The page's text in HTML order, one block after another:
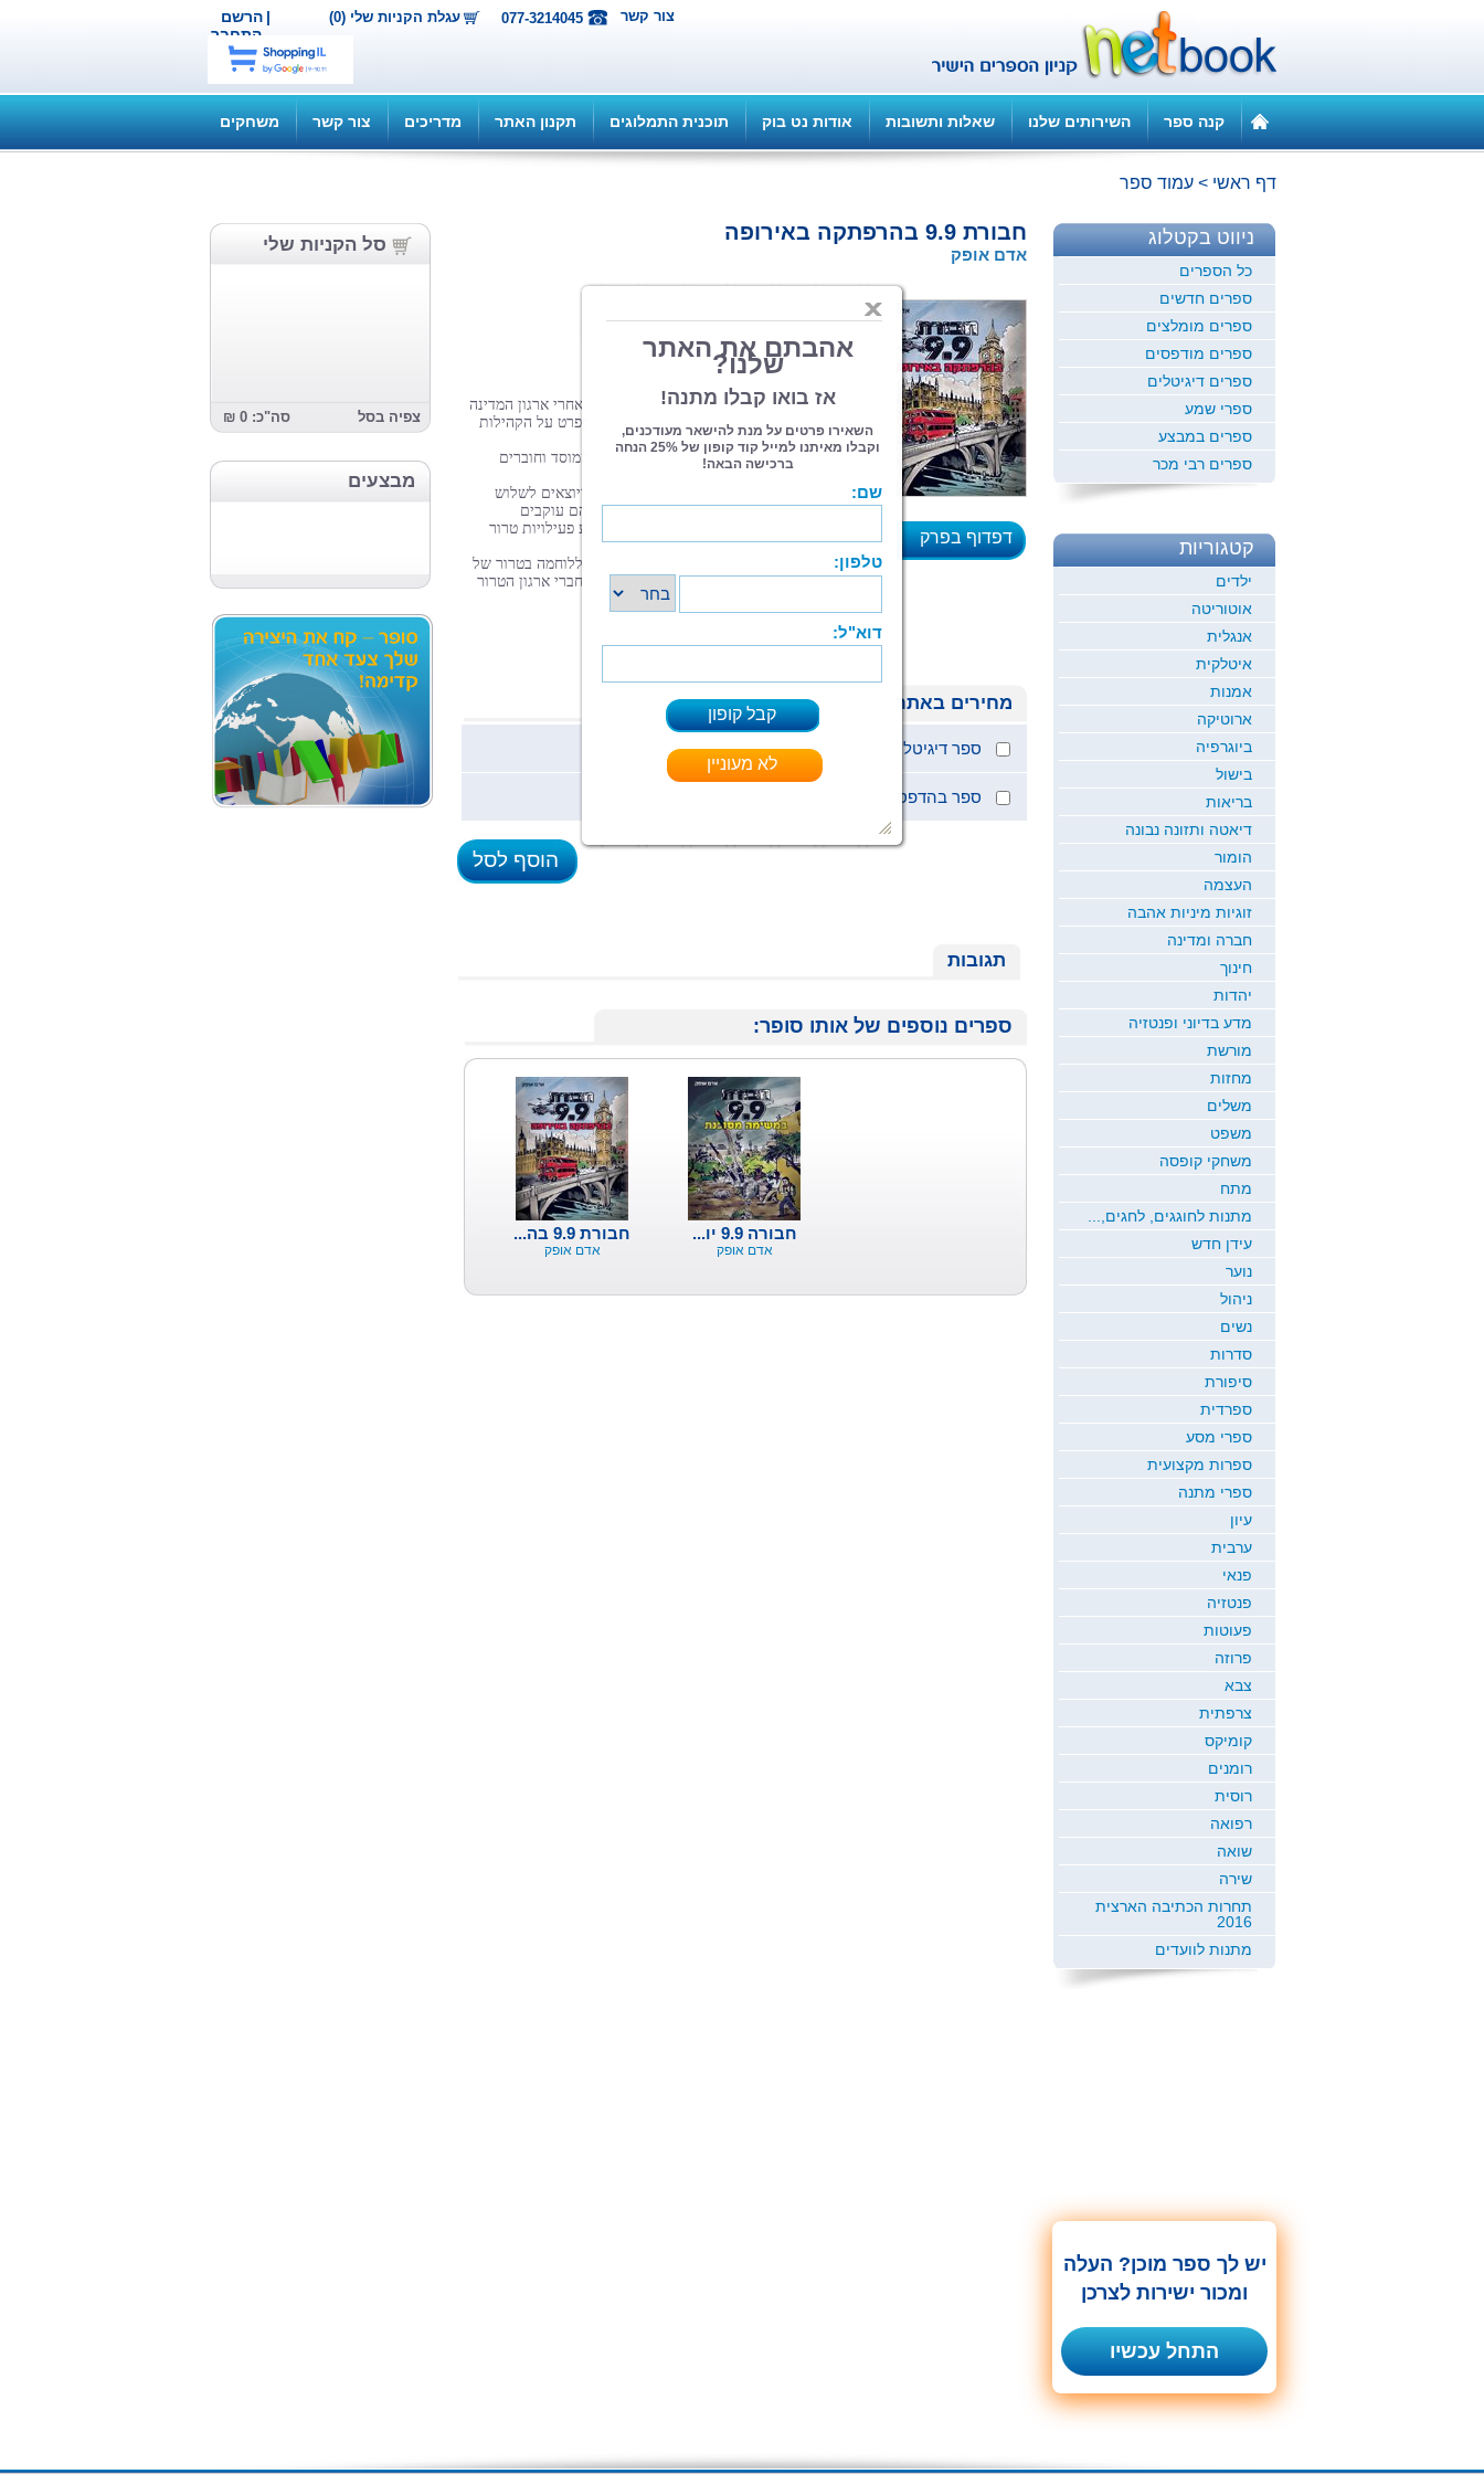
הרשם |
התחבר
עגלת הקניות שלי (0) 077-3214045 צור קשר
קנה ספר השירותים שלנו שאלות ותשובות אודות נט בוק תוכנית התמלוגים תקנון האתר מדריכים צור קשר משחקים
דף ראשי > עמוד ספר
סל הקניות שלי
צפיה בסל סה"כ: 0 ₪
מבצעים
חבורת 9.9 בהרפתקה באירופה
אדם אופק
דפדוף בפרק
בספר זה יוצאת החבורה לאירופה אחרי ארגון המדינה
המאיים ובפרט על הקהילות
היהודיות בה.
פועלים בשיתוף שירות והמוסד וחוברים
ויוצאים לשלוש
מדינות כדי לעקוב אחרי אנשי ארגון דאעש הם עוקבים
לבצע פעילויות טרור
שעשויות לפגוע במאות אזרחים.
בשיתוף
ללוחמה בטרור של
מדינות אלו,הם מסכלים את חברי ארגון הטרור
מחירים באתר
ספר דיגיטלי (ePub) 27 ₪
ספר בהדפסה ביתית (pdf)
הוסף לסל
תגובות
ספרים נוספים של אותו סופר:
חבורת 9.9 בה...
אדם אופק
חבורה 9.9 יו...
אדם אופק
ניווט בקטלוג
כל הספרים
ספרים חדשים
ספרים מומלצים
ספרים מודפסים
ספרים דיגיטלים
ספרי שמע
ספרים במבצע
ספרים רבי מכר
קטגוריות
ילדים
אוטוריטה
אנגלית
איטלקית
אמנות
ארוטיקה
ביוגרפיה
בישול
בריאות
דיאטה ותזונה נבונה
הומור
העצמה
זוגיות מיניות אהבה
חברה ומדינה
חינוך
יהדות
מדע בדיוני ופנטזיה
מורשת
מחזות
משלים
משפט
משחקי קופסה
מתח
מתנות לחוגגים, לחגים,...
עידן חדש
נוער
ניהול
נשים
סדרות
סיפורת
ספרדית
ספרי מסע
ספרות מקצועית
ספרי מתנה
עיון
ערבית
פנאי
פנטזיה
פעוטות
פרוזה
צבא
צרפתית
קומיקס
רומנים
רוסית
רפואה
שואה
שירה
תחרות הכתיבה הארצית
2016
מתנות לוועדים
יש לך ספר מוכן? העלה
ומכור ישירות לצרכן
התחל עכשיו